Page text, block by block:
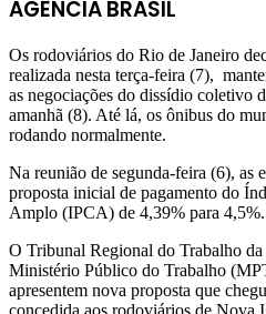
AGÊNCIA BRASIL
Os rodoviários do Rio de Janeiro
realizada nesta terça-feira (7),
as negociações do dissídio coletivo
amanhã (8). Até lá, os ônibus do
rodando normalmente.
Na reunião de segunda-feira (6), as
proposta inicial de pagamento do
Amplo (IPCA) de 4,39% para 4,5%.
O Tribunal Regional do Trabalho
Ministério Público do Trabalho
apresentem nova proposta que